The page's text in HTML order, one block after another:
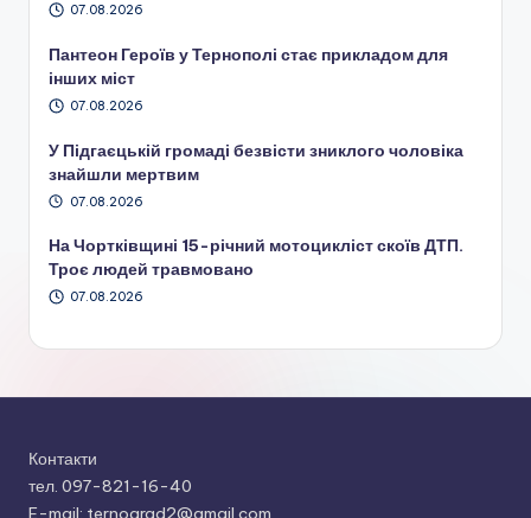
07.08.2026
Пантеон Героїв у Тернополі стає прикладом для
інших міст
07.08.2026
У Підгаєцькій громаді безвісти зниклого чоловіка
знайшли мертвим
07.08.2026
На Чортківщині 15-річний мотоцикліст скоїв ДТП.
Троє людей травмовано
07.08.2026
Контакти
тел. 097-821-16-40
E-mail: ternograd2@gmail.com